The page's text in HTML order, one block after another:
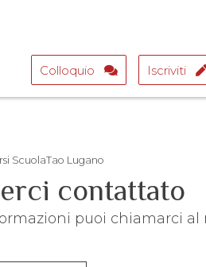
Colloquio Iscriviti
ScuolaTao Lugano
contattato
puoi chiamarci al